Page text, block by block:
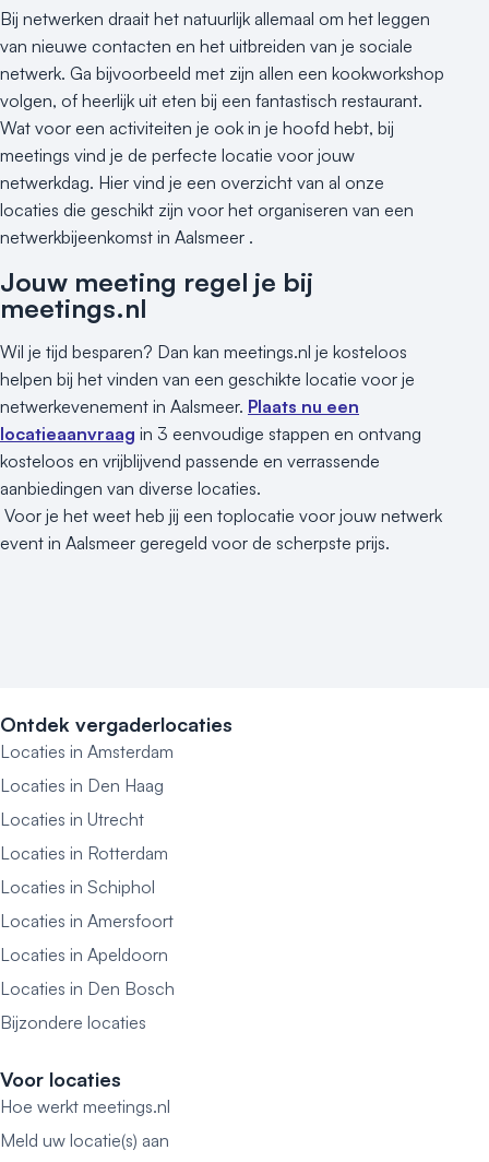
Bij netwerken draait het natuurlijk allemaal om het leggen
van nieuwe contacten en het uitbreiden van je sociale
netwerk. Ga bijvoorbeeld met zijn allen een kookworkshop
volgen, of heerlijk uit eten bij een fantastisch restaurant.
Wat voor een activiteiten je ook in je hoofd hebt, bij
meetings vind je de perfecte locatie voor jouw
netwerkdag. Hier vind je een overzicht van al onze
locaties die geschikt zijn voor het organiseren van een
netwerkbijeenkomst in Aalsmeer .
Jouw meeting regel je bij
meetings.nl
Wil je tijd besparen? Dan kan meetings.nl je kosteloos
helpen bij het vinden van een geschikte locatie voor je
netwerkevenement in Aalsmeer. Plaats nu een
locatieaanvraag in 3 eenvoudige stappen en ontvang
kosteloos en vrijblijvend passende en verrassende
aanbiedingen van diverse locaties.
Voor je het weet heb jij een toplocatie voor jouw netwerk
event in Aalsmeer geregeld voor de scherpste prijs.
Ontdek vergaderlocaties
Locaties in Amsterdam
Locaties in Den Haag
Locaties in Utrecht
Locaties in Rotterdam
Locaties in Schiphol
Locaties in Amersfoort
Locaties in Apeldoorn
Locaties in Den Bosch
Bijzondere locaties
Voor locaties
Hoe werkt meetings.nl
Meld uw locatie(s) aan